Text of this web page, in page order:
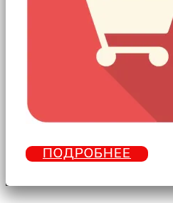
ПОДРОБНЕЕ